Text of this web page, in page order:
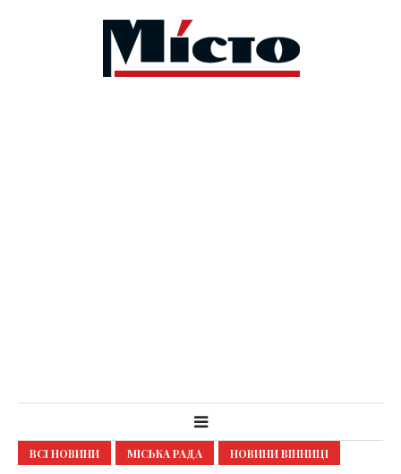
ВСІ НОВИНИ МІСЬКА РАДА НОВИНИ ВІННИЦІ